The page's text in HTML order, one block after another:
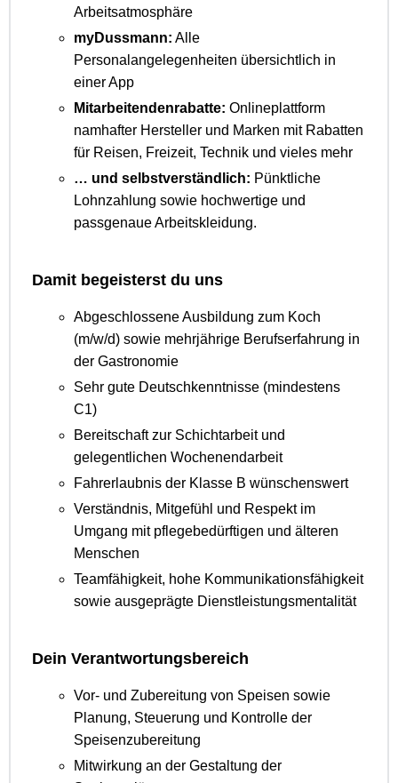
Arbeitsatmosphäre
myDussmann: Alle
Personalangelegenheiten übersichtlich in
einer App
Mitarbeitendenrabatte: Onlineplattform
namhafter Hersteller und Marken mit Rabatten
für Reisen, Freizeit, Technik und vieles mehr
… und selbstverständlich: Pünktliche
Lohnzahlung sowie hochwertige und
passgenaue Arbeitskleidung.
Damit begeisterst du uns
Abgeschlossene Ausbildung zum Koch
(m/w/d) sowie mehrjährige Berufserfahrung in
der Gastronomie
Sehr gute Deutschkenntnisse (mindestens
C1)
Bereitschaft zur Schichtarbeit und
gelegentlichen Wochenendarbeit
Fahrerlaubnis der Klasse B wünschenswert
Verständnis, Mitgefühl und Respekt im
Umgang mit pflegebedürftigen und älteren
Menschen
Teamfähigkeit, hohe Kommunikationsfähigkeit
sowie ausgeprägte Dienstleistungsmentalität
Dein Verantwortungsbereich
Vor- und Zubereitung von Speisen sowie
Planung, Steuerung und Kontrolle der
Speisenzubereitung
Mitwirkung an der Gestaltung der